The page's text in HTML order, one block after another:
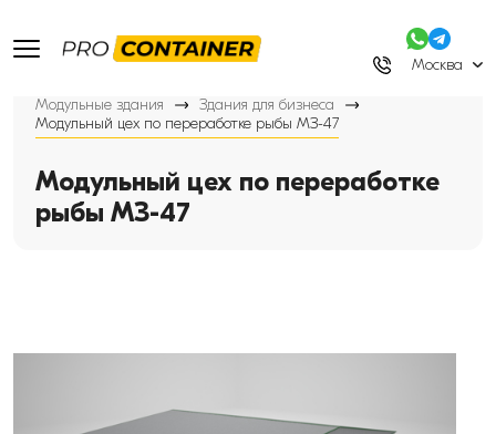
Москва
Модульные здания
Здания для бизнеса
Модульный цех по переработке рыбы МЗ-47
Модульный цех по переработке
рыбы МЗ-47